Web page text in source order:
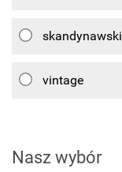
skandynawski
vintage
Nasz wybór